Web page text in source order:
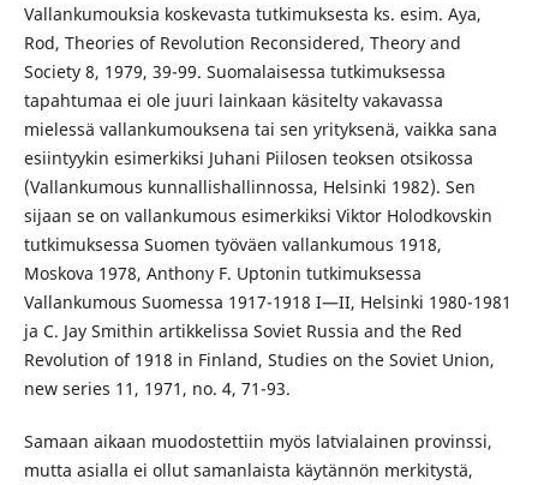
Vallankumouksia koskevasta tutkimuksesta ks. esim. Aya,
Rod, Theories of Revolution Reconsidered, Theory and
Society 8, 1979, 39-99. Suomalaisessa tutkimuksessa
tapahtumaa ei ole juuri lainkaan käsitelty vakavassa
mielessä vallankumouksena tai sen yrityksenä, vaikka sana
esiintyykin esimerkiksi Juhani Piilosen teoksen otsikossa
(Vallankumous kunnallishallinnossa, Helsinki 1982). Sen
sijaan se on vallankumous esimerkiksi Viktor Holodkovskin
tutkimuksessa Suomen työväen vallankumous 1918,
Moskova 1978, Anthony F. Uptonin tutkimuksessa
Vallankumous Suomessa 1917-1918 I—II, Helsinki 1980-1981
ja C. Jay Smithin artikkelissa Soviet Russia and the Red
Revolution of 1918 in Finland, Studies on the Soviet Union,
new series 11, 1971, no. 4, 71-93.
Samaan aikaan muodostettiin myös latvialainen provinssi,
mutta asialla ei ollut samanlaista käytännön merkitystä,